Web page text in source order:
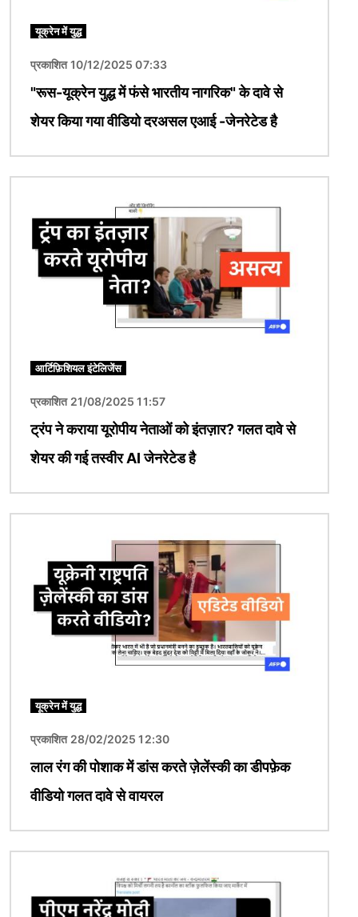
यूक्रेन में युद्ध
प्रकाशित 10/12/2025 07:33
"रूस-यूक्रेन युद्ध में फंसे भारतीय नागरिक" के दावे से
शेयर किया गया वीडियो दरअसल एआई -जेनरेटेड है
आर्टिफ़िशियल इंटेलिजेंस
प्रकाशित 21/08/2025 11:57
ट्रंप ने कराया यूरोपीय नेताओं को इंतज़ार? गलत दावे से
शेयर की गई तस्वीर AI जेनरेटेड है
यूक्रेन में युद्ध
प्रकाशित 28/02/2025 12:30
लाल रंग की पोशाक में डांस करते ज़ेलेंस्की का डीपफ़ेक
वीडियो गलत दावे से वायरल